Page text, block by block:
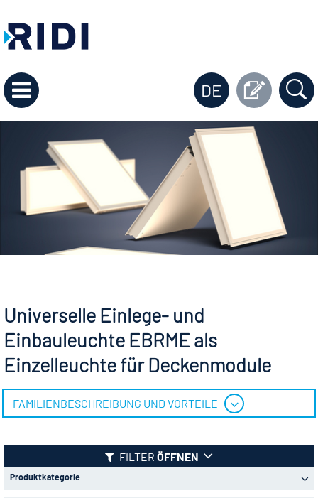
DE
Universelle Einlege- und
Einbauleuchte EBRME als
Einzelleuchte für Deckenmodule
FAMILIENBESCHREIBUNG UND VORTEILE
FILTER ÖFFNEN
Produktkategorie